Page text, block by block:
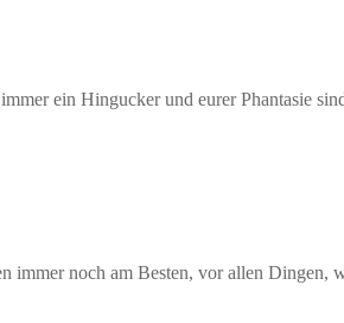
ein Hingucker und eurer Phantasie
immer noch am Besten, vor allen